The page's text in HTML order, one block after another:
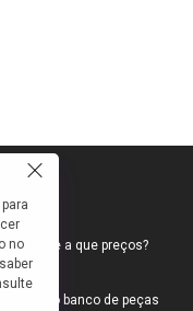
e a que preços?
o banco de peças
no